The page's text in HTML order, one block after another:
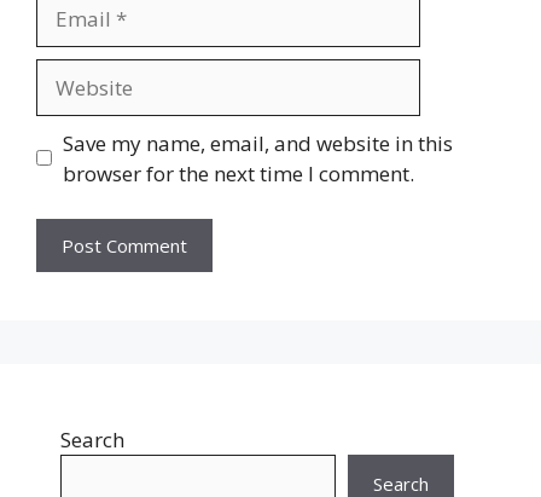
Save my name, email, and website in this
browser for the next time I comment.
Search
Search